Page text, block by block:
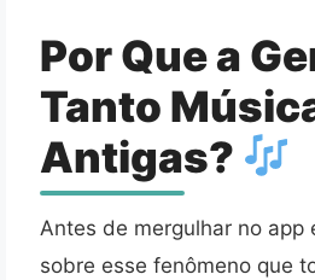
Por Que a
Tanto
Antigas?
Antes de mergulhar no app
sobre esse fenômeno que